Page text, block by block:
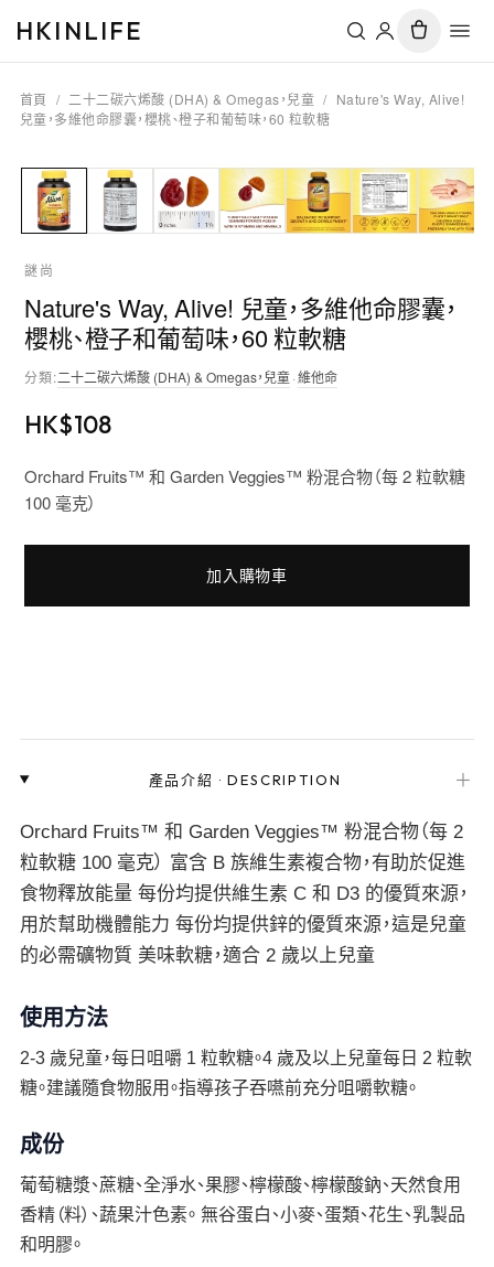
HKINLIFE
首頁 / 二十二碳六烯酸 (DHA) & Omegas，兒童 / Nature's Way, Alive!
兒童，多維他命膠囊，櫻桃、橙子和葡萄味，60 粒軟糖
謎尚
Nature's Way, Alive! 兒童，多維他命膠囊，
櫻桃、橙子和葡萄味，60 粒軟糖
分類:二十二碳六烯酸 (DHA) & Omegas，兒童·維他命
HK$108
Orchard Fruits™ 和 Garden Veggies™ 粉混合物（每 2 粒軟糖
100 毫克）
加入購物車
產品介紹 ·DESCRIPTION ＋
Orchard Fruits™ 和 Garden Veggies™ 粉混合物（每 2
粒軟糖 100 毫克） 富含 B 族維生素複合物，有助於促進
食物釋放能量 每份均提供維生素 C 和 D3 的優質來源，
用於幫助機體能力 每份均提供鋅的優質來源，這是兒童
的必需礦物質 美味軟糖，適合 2 歲以上兒童
使用方法
2-3 歲兒童，每日咀嚼 1 粒軟糖。4 歲及以上兒童每日 2 粒軟
糖。建議隨食物服用。指導孩子吞嚥前充分咀嚼軟糖。
成份
葡萄糖漿、蔗糖、全淨水、果膠、檸檬酸、檸檬酸鈉、天然食用
香精（料）、蔬果汁色素。 無谷蛋白、小麥、蛋類、花生、乳製品
和明膠。